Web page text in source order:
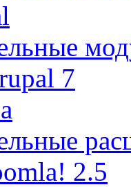
7
2.5